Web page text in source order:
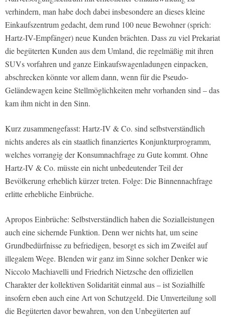
verhindern, man habe doch dabei insbesondere an dieses kleine
Einkaufszentrum gedacht, dem rund 100 neue Bewohner (sprich:
Hartz-IV-Empfänger) neue Kunden brächten. Dass zu viel Prekariat
die begüterten Kunden aus dem Umland, die regelmäßig mit ihren
SUVs vorfahren und ganze Einkaufswagenladungen einpacken,
abschrecken könnte vor allem dann, wenn für die Pseudo-
Geländewagen keine Stellmöglichkeiten mehr vorhanden sind – das
kam ihm nicht in den Sinn.
Kurz zusammengefasst: Hartz-IV & Co. sind selbstverständlich
nichts anderes als ein staatlich finanziertes Konjunkturprogramm,
welches vorrangig der Konsumnachfrage zu Gute kommt. Ohne
Hartz-IV & Co. müsste ein nicht unbedeutender Teil der
Bevölkerung erheblich kürzer treten. Folge: Die Binnennachfrage
erlitte erhebliche Einbrüche.
Apropos Einbrüche: Selbstverständlich haben die Sozialleistungen
auch eine sichernde Funktion. Denn wer nichts hat, um seine
Grundbedürfnisse zu befriedigen, besorgt es sich im Zweifel auf
illegalem Wege. Blenden wir ganz im Sinne solcher Denker wie
Niccolo Machiavelli und Friedrich Nietzsche den offiziellen
Charakter der kollektiven Solidarität einmal aus – ist Sozialhilfe
insofern eben auch eine Art von Schutzgeld. Die Umverteilung soll
die Begüterten davor bewahren, von den Unbegüterten auf